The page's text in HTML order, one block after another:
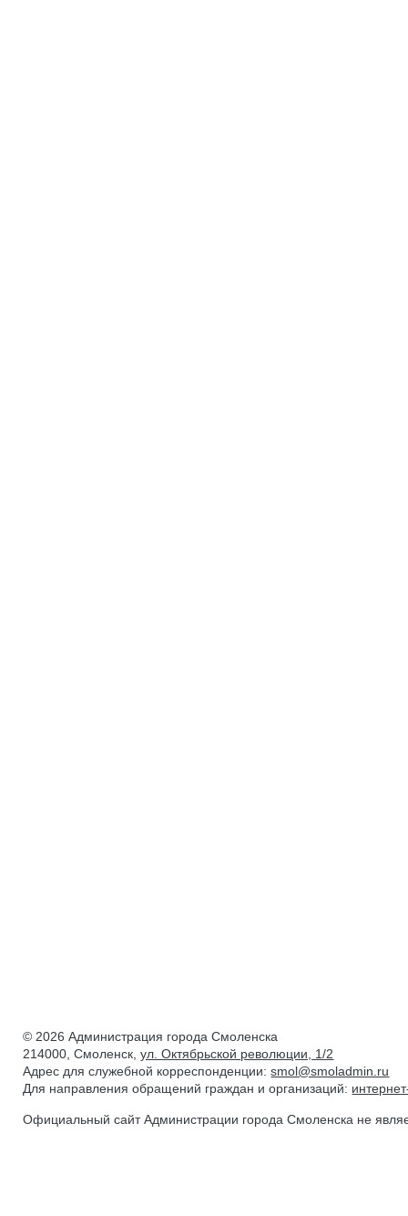
© 2026 Администрация города Смоленска
214000, Смоленск,ул. Октябрьской революции, 1/2
Адрес для служебной корреспонденции:smol@smoladmin.ru
Для направления обращений граждан и организаций:
Официальный сайт Администрации города Смоленска не